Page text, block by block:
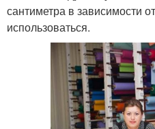
сантиметра в зависимости
использоваться.